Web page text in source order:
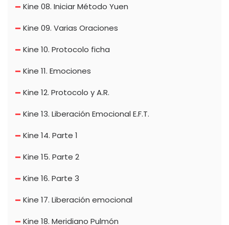
Kine 08. Iniciar Método Yuen
Kine 09. Varias Oraciones
Kine 10. Protocolo ficha
Kine 11. Emociones
Kine 12. Protocolo y A.R.
Kine 13. Liberación Emocional E.F.T.
Kine 14. Parte 1
Kine 15. Parte 2
Kine 16. Parte 3
Kine 17. Liberación emocional
Kine 18. Meridiano Pulmón